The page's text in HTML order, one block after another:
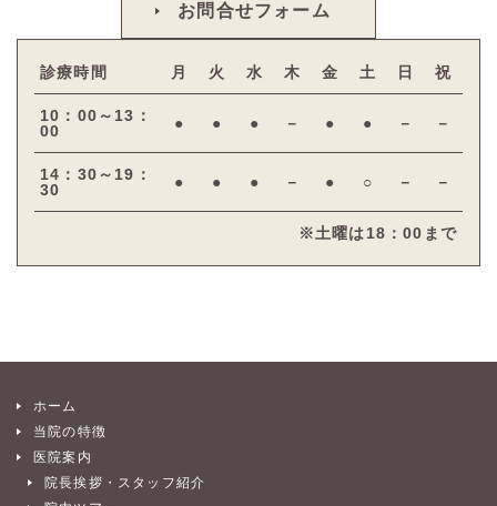
お問合せフォーム
診療時間 月 火 水 木 金 土 日 祝
10：00～13：
00
● ● ● － ● ● － －
14：30～19：
30
● ● ● － ● ○ － －
※土曜は18：00まで
ホーム
当院の特徴
医院案内
院長挨拶・スタッフ紹介